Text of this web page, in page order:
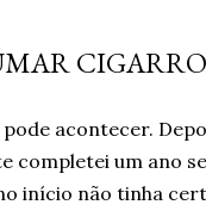
CIGARRO
acontecer.
completei um ano
início não tinha